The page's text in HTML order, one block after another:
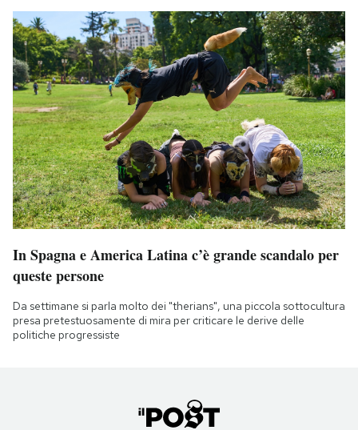
In Spagna e America Latina c’è grande scandalo per
queste persone
Da settimane si parla molto dei "therians", una piccola sottocultura
presa pretestuosamente di mira per criticare le derive delle
politiche progressiste